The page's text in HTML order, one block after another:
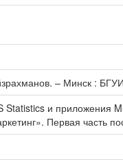
– Минск :
и приложения
Первая часть